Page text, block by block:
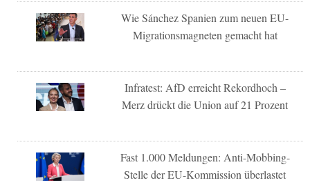
Wie Sánchez Spanien zum neuen EU-
Migrationsmagneten gemacht hat
Infratest: AfD erreicht Rekordhoch –
Merz drückt die Union auf 21 Prozent
Fast 1.000 Meldungen: Anti-Mobbing-
Stelle der EU-Kommission überlastet